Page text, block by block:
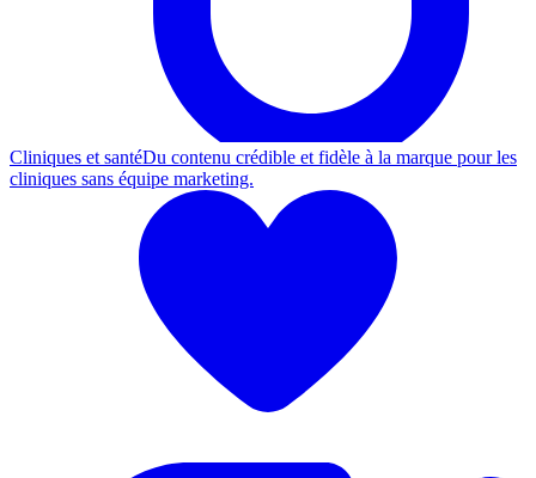
Cliniques et santéDu contenu crédible et fidèle à la marque pour les
cliniques sans équipe marketing.